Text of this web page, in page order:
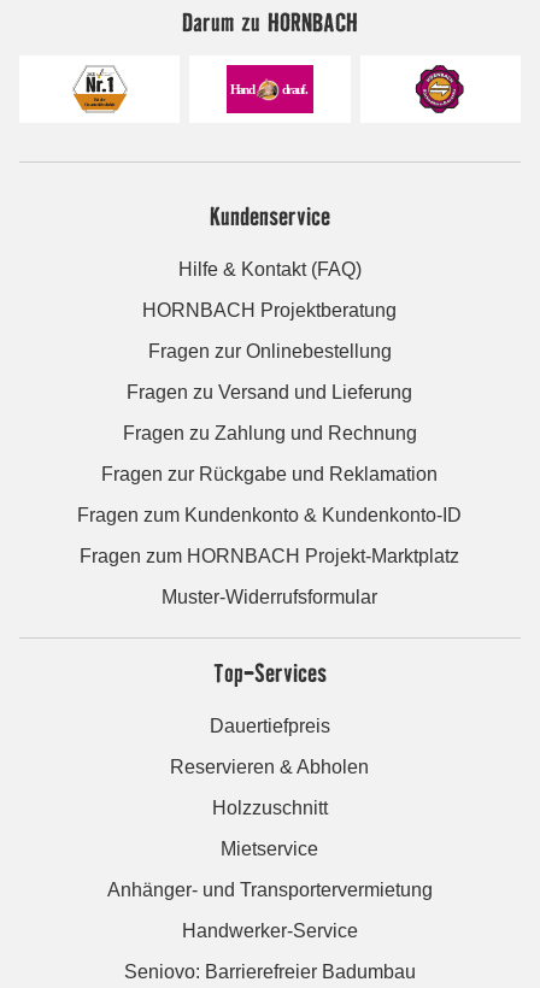
Darum zu HORNBACH
Kundenservice
Hilfe & Kontakt (FAQ)
HORNBACH Projektberatung
Fragen zur Onlinebestellung
Fragen zu Versand und Lieferung
Fragen zu Zahlung und Rechnung
Fragen zur Rückgabe und Reklamation
Fragen zum Kundenkonto & Kundenkonto-ID
Fragen zum HORNBACH Projekt-Marktplatz
Muster-Widerrufsformular
Top-Services
Dauertiefpreis
Reservieren & Abholen
Holzzuschnitt
Mietservice
Anhänger- und Transportervermietung
Handwerker-Service
Seniovo: Barrierefreier Badumbau